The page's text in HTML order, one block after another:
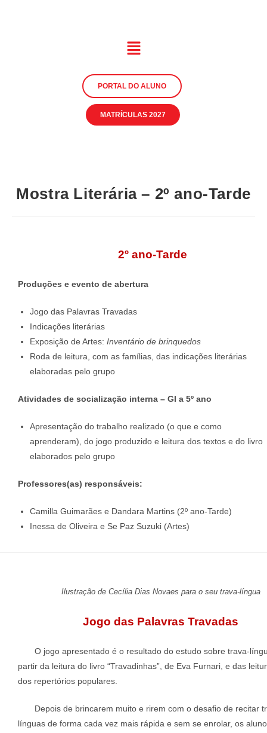
PORTAL DO ALUNO
MATRÍCULAS 2027
Mostra Literária – 2º ano-Tarde
2º ano-Tarde
Produções e evento de abertura
Jogo das Palavras Travadas
Indicações literárias
Exposição de Artes: Inventário de brinquedos
Roda de leitura, com as famílias, das indicações literárias
elaboradas pelo grupo
Atividades de socialização interna – GI a 5º ano
Apresentação do trabalho realizado (o que e como
aprenderam), do jogo produzido e leitura dos textos e do livro
elaborados pelo grupo
Professores(as) responsáveis:
Camilla Guimarães e Dandara Martins (2º ano-Tarde)
Inessa de Oliveira e Se Paz Suzuki (Artes)
Ilustração de Cecília Dias Novaes para o seu trava-língua
Jogo das Palavras Travadas
O jogo apresentado é o resultado do estudo sobre trava-
partir da leitura do livro “Travadinhas”, de Eva Furnari, e das
dos repertórios populares.
Depois de brincarem muito e rirem com o desafio de recitar
línguas de forma cada vez mais rápida e sem se enrolar, os